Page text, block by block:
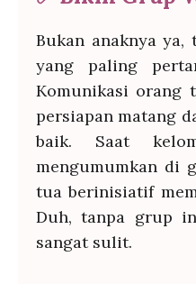
Bukan anaknya
yang paling
Komunikasi orang
persiapan matang
baik. Saat
mengumumkan di
tua berinisiatif
Duh, tanpa grup
sangat sulit.